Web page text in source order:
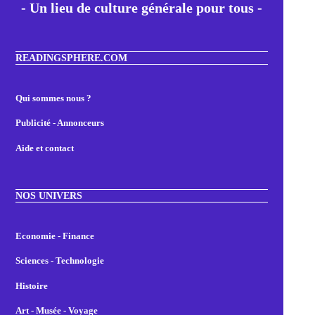
- Un lieu de culture générale pour tous -
READINGSPHERE.COM
Qui sommes nous ?
Publicité - Annonceurs
Aide et contact
NOS UNIVERS
Economie - Finance
Sciences - Technologie
Histoire
Art - Musée - Voyage